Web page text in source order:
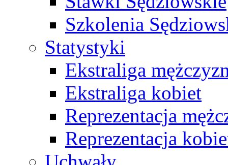
Szkolenia
Statystyki
Ekstraliga
Ekstraliga kobiet
Reprezentacja
Reprezentacja